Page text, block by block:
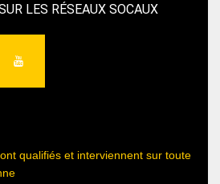
LES RÉSEAUX SOCAUX
qualifiés et interviennent sur toute